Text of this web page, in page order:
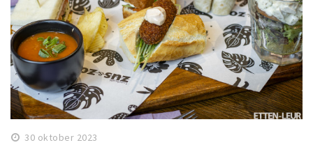
30 oktober 2023